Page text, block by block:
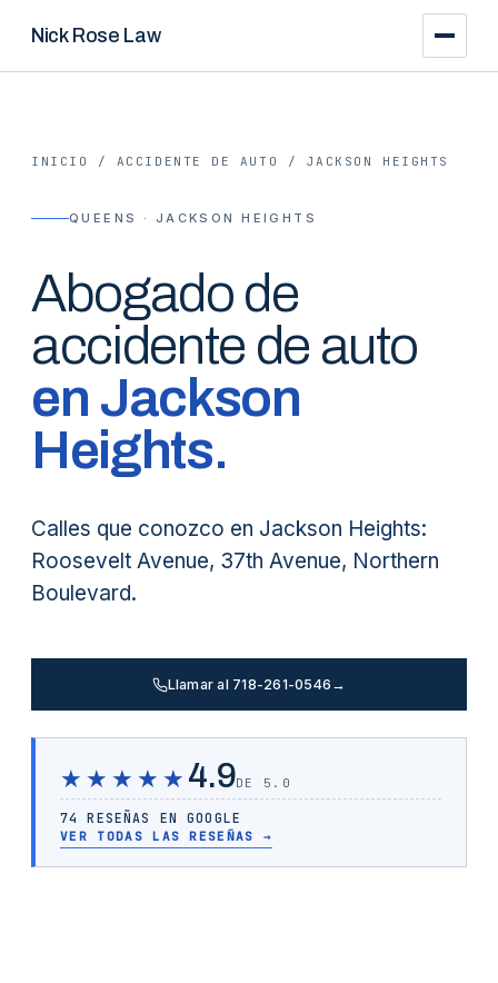
Nick Rose Law
INICIO / ACCIDENTE DE AUTO / JACKSON HEIGHTS
QUEENS · JACKSON HEIGHTS
Abogado de
accidente de auto
en Jackson
Heights.
Calles que conozco en Jackson Heights:
Roosevelt Avenue, 37th Avenue, Northern
Boulevard.
Llamar al 718-261-0546 →
★★★★★ 4.9DE 5.0
74 RESEÑAS EN GOOGLE
VER TODAS LAS RESEÑAS →